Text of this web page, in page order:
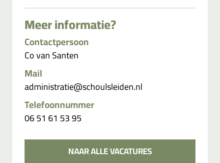
Meer informatie?
Contactpersoon
Co van Santen
Mail
administratie@schoulsleiden.nl
Telefoonnummer
06 51 61 53 95
NAAR ALLE VACATURES